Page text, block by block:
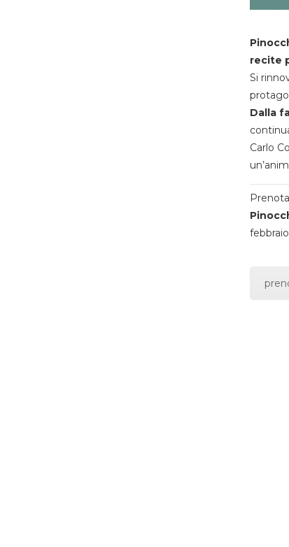
recite
Si
Dalla
Carlo